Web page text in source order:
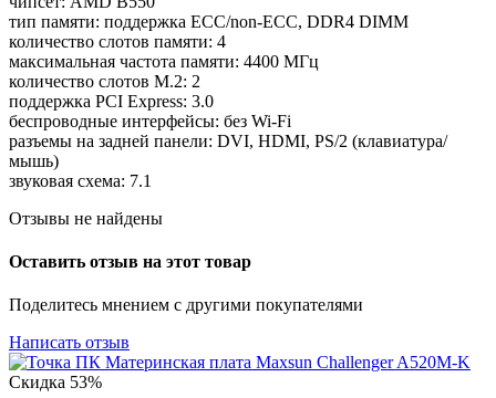
тип памяти: поддержка ECC/non-ECC, DDR4 DIMM
количество слотов памяти: 4
максимальная частота памяти: 4400 МГц
количество слотов M.2: 2
поддержка PCI Express: 3.0
беспроводные интерфейсы: без Wi-Fi
разъемы на задней панели: DVI, HDMI, PS/2 (клавиатура/
мышь)
звуковая схема: 7.1
Отзывы не найдены
Оставить отзыв на этот товар
Поделитесь мнением с другими покупателями
Написать отзыв
Скидка 53%